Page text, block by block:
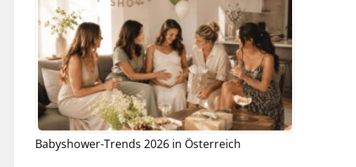
Babyshower-Trends 2026 in Österreich